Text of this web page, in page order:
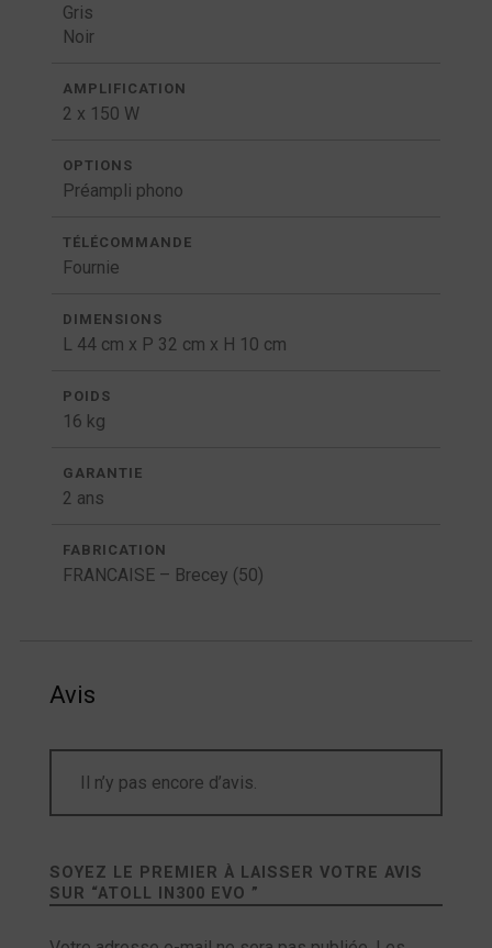
Gris
Noir
AMPLIFICATION
2 x 150 W
OPTIONS
Préampli phono
TÉLÉCOMMANDE
Fournie
DIMENSIONS
L 44 cm x P 32 cm x H 10 cm
POIDS
16 kg
GARANTIE
2 ans
FABRICATION
FRANCAISE – Brecey (50)
Avis
Il n’y pas encore d’avis.
SOYEZ LE PREMIER À LAISSER VOTRE AVIS
SUR “ATOLL IN300 EVO ”